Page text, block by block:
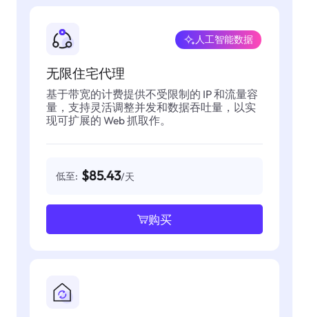
无限住宅代理
人工智能数据
基于带宽的计费提供不受限制的 IP 和流量容
量，支持灵活调整并发和数据吞吐量，以实
现可扩展的 Web 抓取作。
低至: $85.43/天
购买